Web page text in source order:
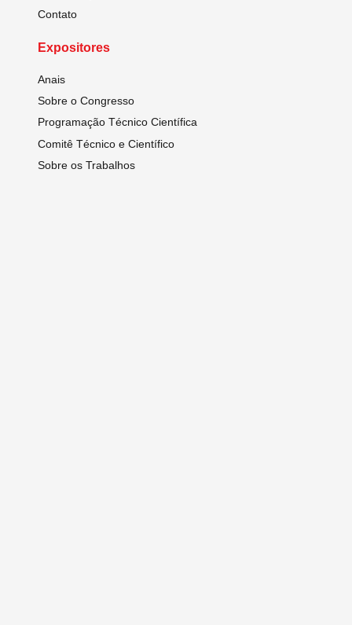
Contato
Expositores
Anais
Sobre o Congresso
Programação Técnico Científica
Comitê Técnico e Científico
Sobre os Trabalhos